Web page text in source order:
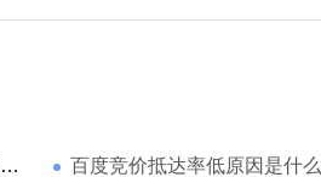
百度竞价抵达率低原因是什么